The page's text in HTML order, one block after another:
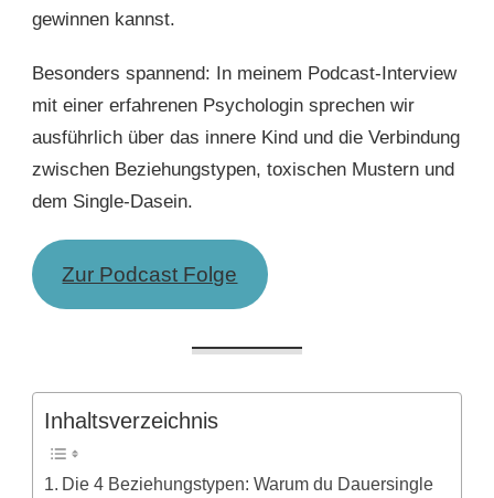
gewinnen kannst.
Besonders spannend: In meinem Podcast-Interview
mit einer erfahrenen Psychologin sprechen wir
ausführlich über das innere Kind und die Verbindung
zwischen Beziehungstypen, toxischen Mustern und
dem Single-Dasein.
Zur Podcast Folge
Inhaltsverzeichnis
Die 4 Beziehungstypen: Warum du Dauersingle